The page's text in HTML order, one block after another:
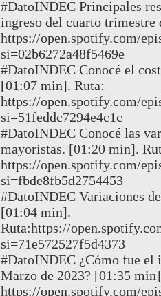
#DatoINDEC Principales
ingreso del cuarto
https://open.spotify.com/
si=02b6272a48f5469e
#DatoINDEC Conocé el
[01:07 min]. Ruta:
https://open.spotify.com/
si=51feddc7294e4c1c
#DatoINDEC Conocé las
mayoristas. [01:20 min].
https://open.spotify.com/
si=fbde8fb5d2754453
#DatoINDEC Variaciones
[01:04 min].
Ruta:https://
si=71e572527f5d4373
#DatoINDEC ¿Cómo fue el
Marzo de 2023? [01:35
https://open.spotify.com/